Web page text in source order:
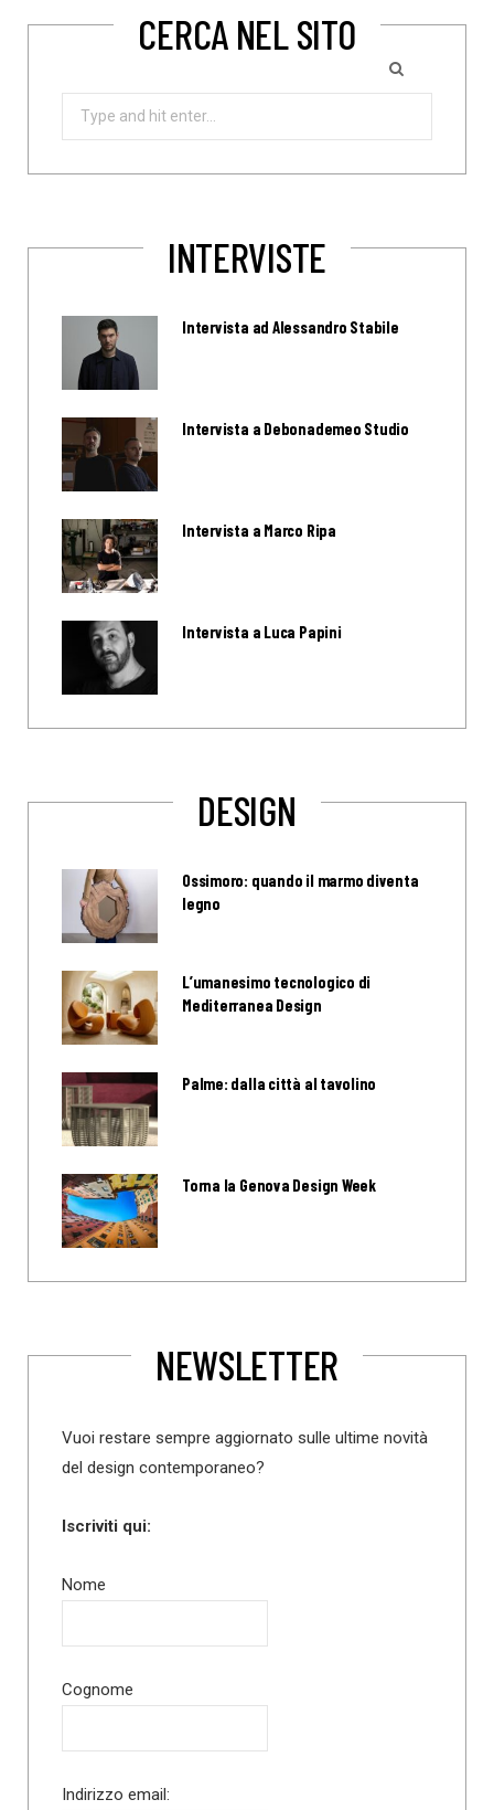
CERCA NEL SITO
Search
INTERVISTE
Intervista ad Alessandro Stabile
Intervista a Debonademeo Studio
Intervista a Marco Ripa
Intervista a Luca Papini
DESIGN
Ossimoro: quando il marmo diventa
legno
L’umanesimo tecnologico di
Mediterranea Design
Palme: dalla città al tavolino
Torna la Genova Design Week
NEWSLETTER
Vuoi restare sempre aggiornato sulle ultime novità
del design contemporaneo?
Iscriviti qui:
Nome
Cognome
Indirizzo email: